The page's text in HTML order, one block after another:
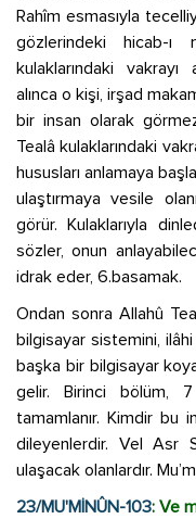
Rahîm esmasıyla
gözlerindeki hicab-ı
kulaklarındaki
alınca o kişi, irşad
bir insan olarak
Tealâ kulaklarındaki
hususları anlamaya
ulaştırmaya vesile
görür. Kulaklarıyla
sözler, onun
idrak eder, 6.basamak.
Ondan sonra Allahû
bilgisayar sistemini, ilâhi
başka bir bilgisayar
gelir. Birinci bölüm,
tamamlanır. Kimdir bu
dileyenlerdir. Vel Asr
ulaşacak olanlardır.
23/MU'MİNÛN-103: Ve